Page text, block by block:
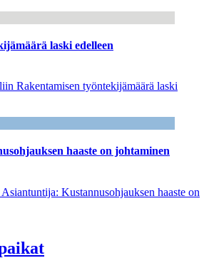
laski edelleen
Rakentamisen työntekijämäärä laski
haaste on johtaminen
Kustannusohjauksen haaste on